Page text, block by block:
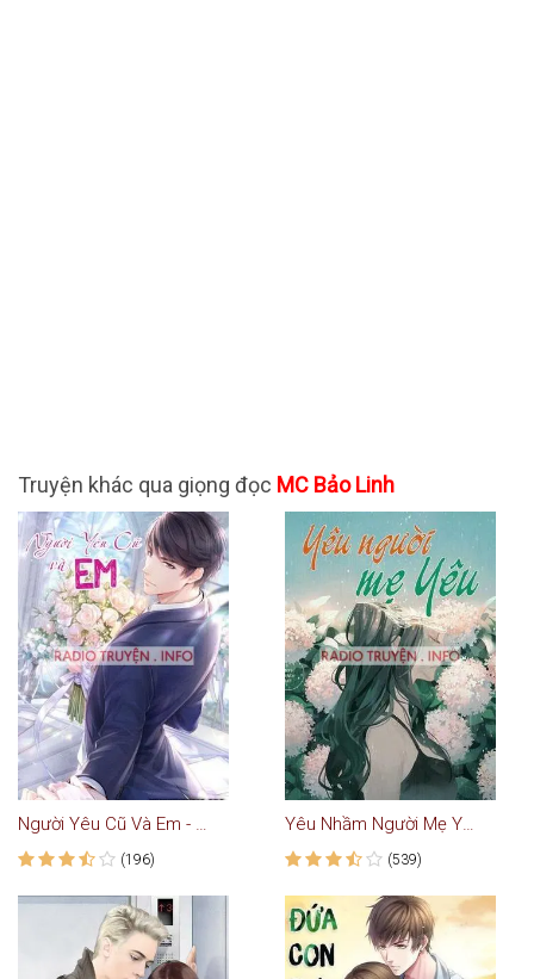
Truyện khác qua giọng đọc MC Bảo Linh
Người Yêu Cũ Và Em - Truyện Ngôn Tình
(196)
Yêu Nhầm Người Mẹ Yêu
(539)